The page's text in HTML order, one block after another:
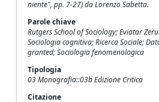
niente", pp. 7-27) da Lorenzo Sabetta.
Parole chiave
Rutgers School of Sociology; Eviatar
Sociologia cognitiva; Ricerca Sociale;
granted; Sociologia fenomenologica
Tipologia
03 Monografia::03b Edizione Critica
Citazione